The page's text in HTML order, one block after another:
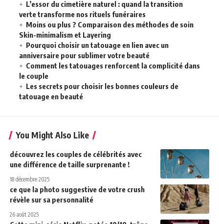
L’essor du cimetière naturel : quand la transition
verte transforme nos rituels funéraires
Moins ou plus ? Comparaison des méthodes de soin
Skin-minimalism et Layering
Pourquoi choisir un tatouage en lien avec un
anniversaire pour sublimer votre beauté
Comment les tatouages renforcent la complicité dans
le couple
Les secrets pour choisir les bonnes couleurs de
tatouage en beauté
You Might Also Like
découvrez les couples de célébrités avec
une différence de taille surprenante !
18 décembre 2025
ce que la photo suggestive de votre crush
révèle sur sa personnalité
26 août 2025